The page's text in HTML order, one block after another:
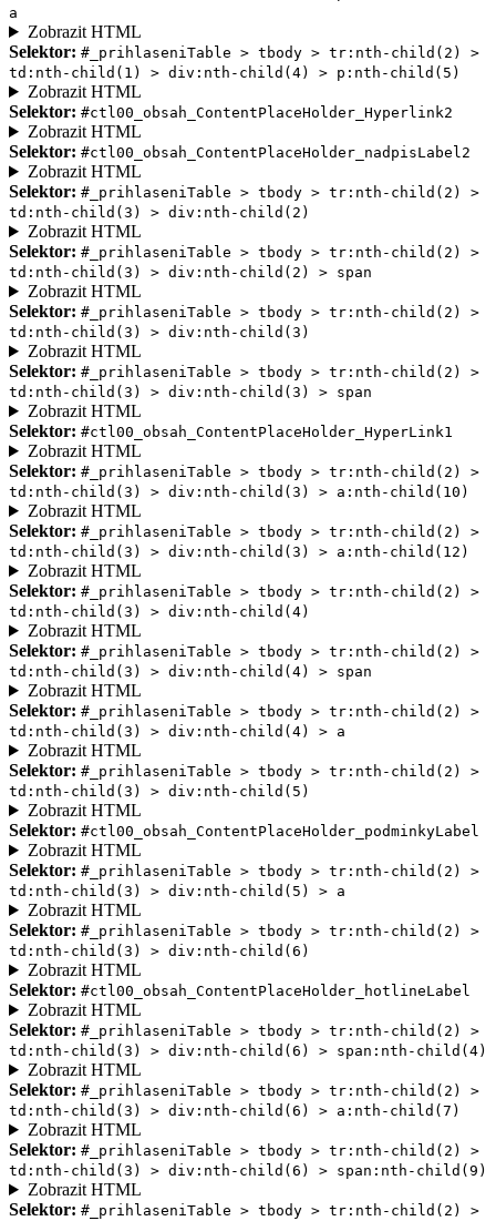
a
Zobrazit HTML
Selektor: #_prihlaseniTable > tbody > tr:nth-child(2) >
td:nth-child(1) > div:nth-child(4) > p:nth-child(5)
Zobrazit HTML
Selektor: #ctl00_obsah_ContentPlaceHolder_Hyperlink2
Zobrazit HTML
Selektor: #ctl00_obsah_ContentPlaceHolder_nadpisLabel2
Zobrazit HTML
Selektor: #_prihlaseniTable > tbody > tr:nth-child(2) >
td:nth-child(3) > div:nth-child(2)
Zobrazit HTML
Selektor: #_prihlaseniTable > tbody > tr:nth-child(2) >
td:nth-child(3) > div:nth-child(2) > span
Zobrazit HTML
Selektor: #_prihlaseniTable > tbody > tr:nth-child(2) >
td:nth-child(3) > div:nth-child(3)
Zobrazit HTML
Selektor: #_prihlaseniTable > tbody > tr:nth-child(2) >
td:nth-child(3) > div:nth-child(3) > span
Zobrazit HTML
Selektor: #ctl00_obsah_ContentPlaceHolder_HyperLink1
Zobrazit HTML
Selektor: #_prihlaseniTable > tbody > tr:nth-child(2) >
td:nth-child(3) > div:nth-child(3) > a:nth-child(10)
Zobrazit HTML
Selektor: #_prihlaseniTable > tbody > tr:nth-child(2) >
td:nth-child(3) > div:nth-child(3) > a:nth-child(12)
Zobrazit HTML
Selektor: #_prihlaseniTable > tbody > tr:nth-child(2) >
td:nth-child(3) > div:nth-child(4)
Zobrazit HTML
Selektor: #_prihlaseniTable > tbody > tr:nth-child(2) >
td:nth-child(3) > div:nth-child(4) > span
Zobrazit HTML
Selektor: #_prihlaseniTable > tbody > tr:nth-child(2) >
td:nth-child(3) > div:nth-child(4) > a
Zobrazit HTML
Selektor: #_prihlaseniTable > tbody > tr:nth-child(2) >
td:nth-child(3) > div:nth-child(5)
Zobrazit HTML
Selektor: #ctl00_obsah_ContentPlaceHolder_podminkyLabel
Zobrazit HTML
Selektor: #_prihlaseniTable > tbody > tr:nth-child(2) >
td:nth-child(3) > div:nth-child(5) > a
Zobrazit HTML
Selektor: #_prihlaseniTable > tbody > tr:nth-child(2) >
td:nth-child(3) > div:nth-child(6)
Zobrazit HTML
Selektor: #ctl00_obsah_ContentPlaceHolder_hotlineLabel
Zobrazit HTML
Selektor: #_prihlaseniTable > tbody > tr:nth-child(2) >
td:nth-child(3) > div:nth-child(6) > span:nth-child(4)
Zobrazit HTML
Selektor: #_prihlaseniTable > tbody > tr:nth-child(2) >
td:nth-child(3) > div:nth-child(6) > a:nth-child(7)
Zobrazit HTML
Selektor: #_prihlaseniTable > tbody > tr:nth-child(2) >
td:nth-child(3) > div:nth-child(6) > span:nth-child(9)
Zobrazit HTML
Selektor: #_prihlaseniTable > tbody > tr:nth-child(2) >